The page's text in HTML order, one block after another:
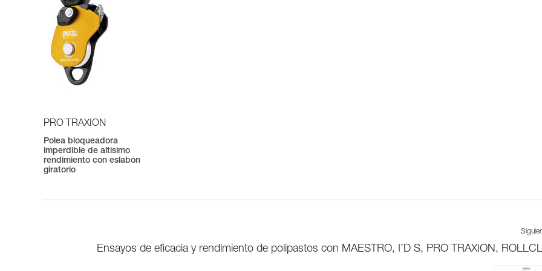
PRO TRAXION
Polea bloqueadora
imperdible de altísimo
rendimiento con eslabón
giratorio
Ensayos de eficacia y rendimiento de polipastos con MAESTRO, I’D S, PRO TRAXION,